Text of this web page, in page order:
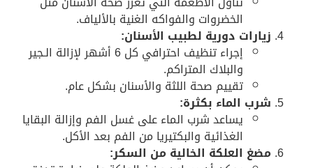
الخضروات والفواكه الغنية بالألياف.
زيارات دورية لطبيب الأسنان:
إجراء تنظيف احترافي كل 6 أشهر لإزالة الـجير
والبلاك المتراكم.
تقييم صحة اللثة والأسنان بشكل عام.
شرب الماء بكثرة:
يساعد شرب الماء على غسل الفم وإزالة البقايا
الغذائية والبكتيريا من الفم بعد الأكل.
مضغ العلكة الخالية من السكر: